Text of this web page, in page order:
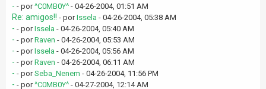
- - por^C0MB0Y^ - 04-26-2004, 01:51 AM
Re: amigos!! - porIssela - 04-26-2004, 05:38 AM
- - porIssela - 04-26-2004, 05:40 AM
- - porRaven - 04-26-2004, 05:53 AM
- - porIssela - 04-26-2004, 05:56 AM
- - porRaven - 04-26-2004, 06:11 AM
- - porSeba_Nenem - 04-26-2004, 11:56 PM
- - por^C0MB0Y^ - 04-27-2004, 12:14 AM